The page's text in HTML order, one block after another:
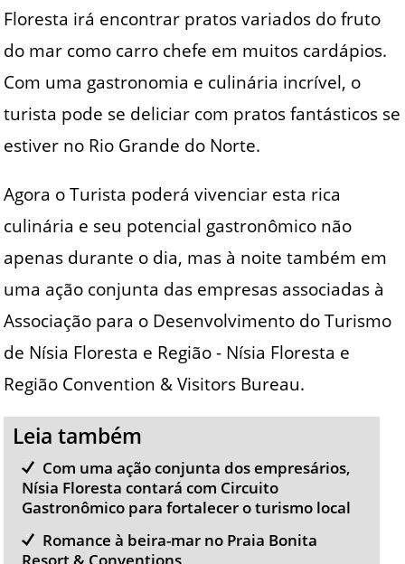
Floresta irá encontrar pratos variados do fruto
do mar como carro chefe em muitos cardápios.
Com uma gastronomia e culinária incrível, o
turista pode se deliciar com pratos fantásticos se
estiver no Rio Grande do Norte.
Agora o Turista poderá vivenciar esta rica
culinária e seu potencial gastronômico não
apenas durante o dia, mas à noite também em
uma ação conjunta das empresas associadas à
Associação para o Desenvolvimento do Turismo
de Nísia Floresta e Região - Nísia Floresta e
Região Convention & Visitors Bureau.
Leia também
Com uma ação conjunta dos empresários,
Nísia Floresta contará com Circuito
Gastronômico para fortalecer o turismo local
Romance à beira-mar no Praia Bonita
Resort & Conventions